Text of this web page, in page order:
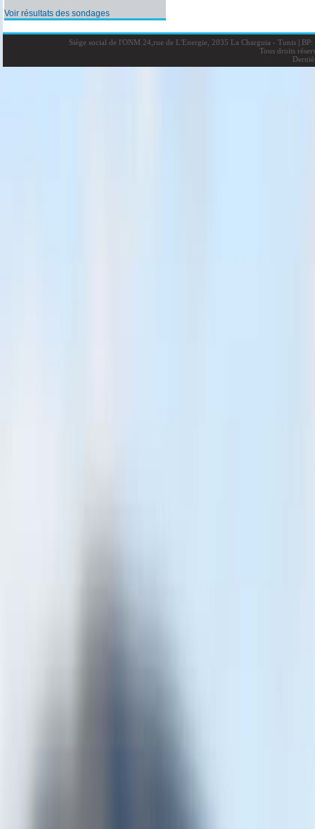
Voir résultats des sondages
Siège social de l'ONM 24,rue de L'Energie, 2035 La Charguia - Tunis |BP:
Tous droits